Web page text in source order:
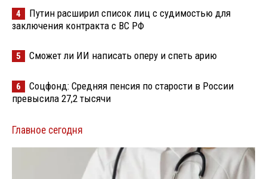
4
Путин расширил список лиц с судимостью для
заключения контракта с ВС РФ
5 Сможет ли ИИ написать оперу и спеть арию
6
Соцфонд: Средняя пенсия по старости в России
превысила 27,2 тысячи
Главное сегодня